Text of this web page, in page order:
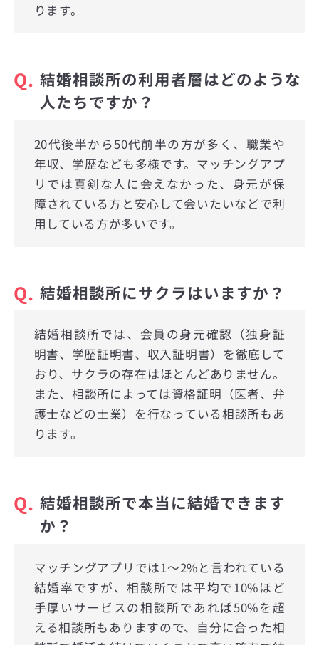
ります。
Q. 結婚相談所の利用者層はどのような
人たちですか？
20代後半から50代前半の方が多く、職業や
年収、学歴なども多様です。マッチングアプ
リでは真剣な人に会えなかった、身元が保
障されている方と安心して会いたいなどで利
用している方が多いです。
Q. 結婚相談所にサクラはいますか？
結婚相談所では、会員の身元確認（独身証
明書、学歴証明書、収入証明書）を徹底して
おり、サクラの存在はほとんどありません。
また、相談所によっては資格証明（医者、弁
護士などの士業）を行なっている相談所もあ
ります。
Q. 結婚相談所で本当に結婚できます
か？
マッチングアプリでは1〜2%と言われている
結婚率ですが、相談所では平均で10%ほど
手厚いサービスの相談所であれば50%を超
える相談所もありますので、自分に合った相